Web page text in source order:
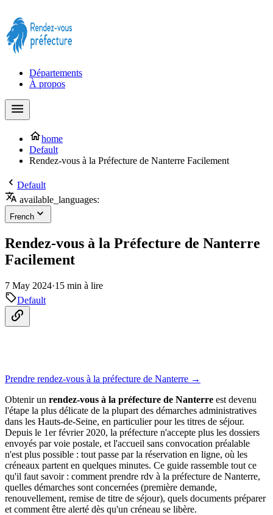
Départements
À propos
home
Default
Rendez-vous à la Préfecture de Nanterre Facilement
Default
available_languages:
French
Rendez-vous à la Préfecture de Nanterre
Facilement
7 May 2024·15 min à lire
Default
Prendre rendez-vous à la préfecture de Nanterre →
Obtenir un rendez-vous à la préfecture de Nanterre est devenu
l'étape la plus délicate de la plupart des démarches administratives
dans les Hauts-de-Seine, en particulier pour les titres de séjour.
Depuis le 1er février 2020, la préfecture n'accepte plus les dossiers
envoyés par voie postale, et l'accueil sans convocation préalable
n'est plus possible : tout passe par la réservation en ligne, où les
créneaux partent en quelques minutes. Ce guide rassemble tout ce
qu'il faut savoir : comment prendre rdv à la préfecture de Nanterre,
quelles démarches sont concernées (première demande,
renouvellement, remise de titre de séjour), quels documents préparer
et comment être alerté dès qu'un créneau se libère.